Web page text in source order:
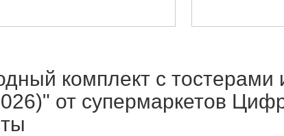
комплект с
от супермаркетов